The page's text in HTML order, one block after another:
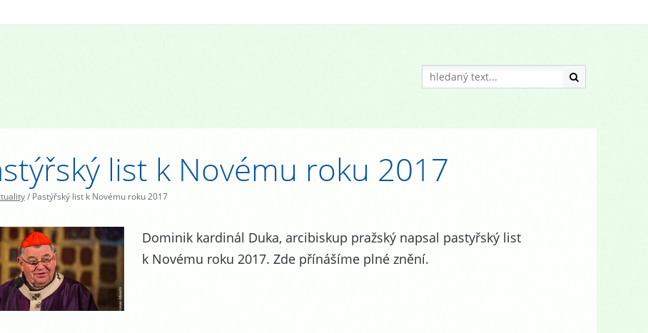
list k Novému roku 2017
/ Pastýřský list k Novému roku 2017
Dominik kardinál Duka, arcibiskup pražský​ napsal pastyřský list
k Novému roku 2017. Zde přínášíme plné znění.